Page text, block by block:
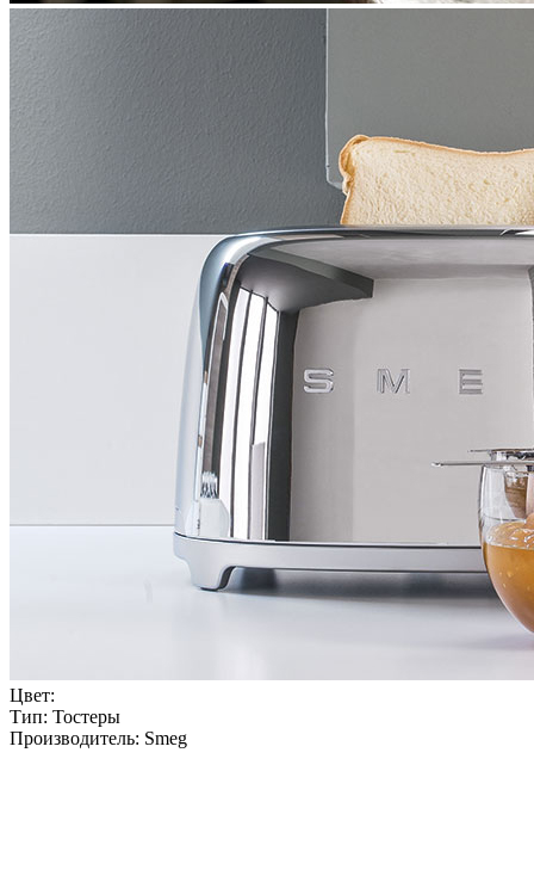
Цвет:
Тип: Тостеры
Производитель: Smeg